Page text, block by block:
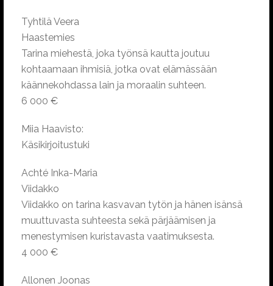
Tyhtilä Veera
Haastemies
Tarina miehestä, joka työnsä kautta joutuu
kohtaamaan ihmisiä, jotka ovat elämässään
käännekohdassa lain ja moraalin suhteen.
6 000 €
Miia Haavisto:
Käsikirjoitustuki
Achté Inka-Maria
Viidakko
Viidakko on tarina kasvavan tytön ja hänen isänsä
muuttuvasta suhteesta sekä pärjäämisen ja
menestymisen kuristavasta vaatimuksesta.
4 000 €
Allonen Joonas